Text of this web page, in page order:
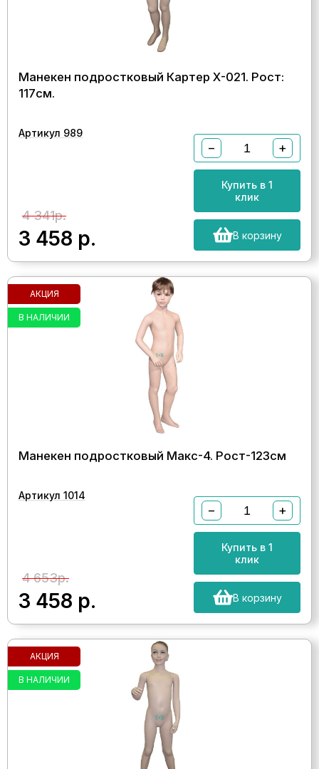
Манекен подростковый Картер Х-021. Рост:
117см.
Артикул 989
4 341р.
3 458 р.
− +
Купить в 1
клик
В корзину
АКЦИЯ
В НАЛИЧИИ
Манекен подростковый Макс-4. Рост-123см
Артикул 1014
4 653р.
3 458 р.
− +
Купить в 1
клик
В корзину
АКЦИЯ
В НАЛИЧИИ